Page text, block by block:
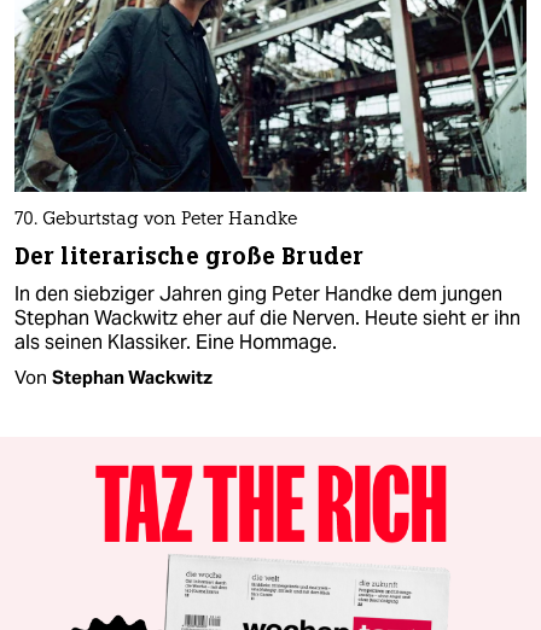
70. Geburtstag von Peter Handke
Der literarische große Bruder
In den siebziger Jahren ging Peter Handke dem jungen
Stephan Wackwitz eher auf die Nerven. Heute sieht er ihn
als seinen Klassiker. Eine Hommage.
Von Stephan Wackwitz